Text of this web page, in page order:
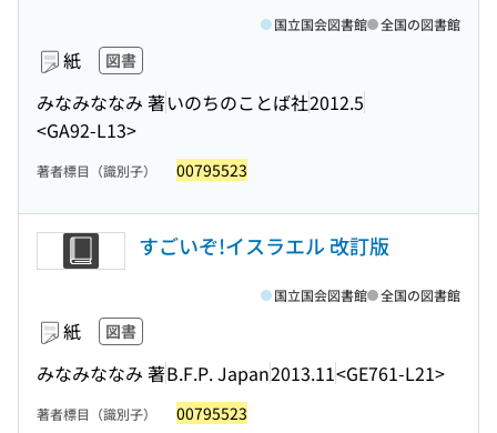
紙 図書
みなみななみ 著いのちのことば社2012.5
<GA92-L13>
国立国会図書館 全国の図書館
著者標目（識別子） 00795523
すごいぞ!イスラエル 改訂版
紙 図書
みなみななみ 著B.F.P. Japan2013.11<GE761-L21>
国立国会図書館 全国の図書館
著者標目（識別子） 00795523